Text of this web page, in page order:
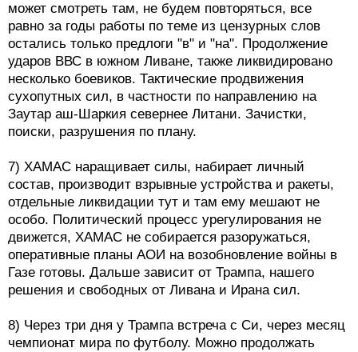
может смотреть там, не будем повторяться, все
равно за годы работы по теме из цензурных слов
остались только предлоги "в" и "на". Продолжение
ударов ВВС в южном Ливане, также ликвидировано
несколько боевиков. Тактические продвижения
сухопутных сил, в частности по направлению на
Заутар аш-Шаркия севернее Литани. Зачистки,
поиски, разрушения по плану.
7) ХАМАС наращивает силы, набирает личный
состав, производит взрывные устройства и ракеты,
отдельные ликвидации тут и там ему мешают не
особо. Политический процесс урегулирования не
движется, ХАМАС не собирается разоружаться,
оперативные планы АОИ на возобновление войны в
Газе готовы. Дальше зависит от Трампа, нашего
решения и свободных от Ливана и Ирана сил.
8) Через три дня у Трампа встреча с Си, через месяц
чемпионат мира по футболу. Можно продолжать